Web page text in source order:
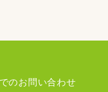
のお問い合わせ